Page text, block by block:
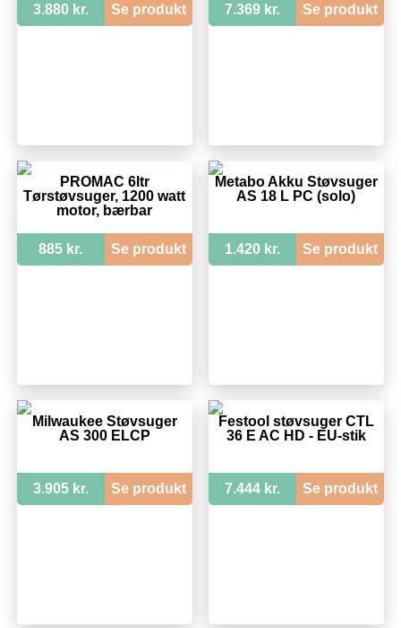
3.880 kr. Se produkt 7.369 kr. Se produkt
PROMAC 6ltr
Tørstøvsuger, 1200 watt
motor, bærbar
885 kr. Se produkt
Metabo Akku Støvsuger
AS 18 L PC (solo)
1.420 kr. Se produkt
Milwaukee Støvsuger
AS 300 ELCP
3.905 kr. Se produkt
Festool støvsuger CTL
36 E AC HD - EU-stik
7.444 kr. Se produkt